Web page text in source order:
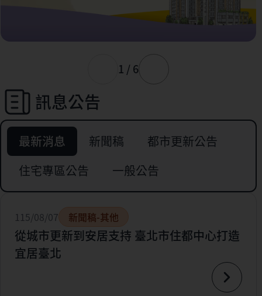
1 / 6
訊息公告
最新消息 新聞稿
都市更新公告
住宅專區公告
一般公告
115/08/07 新聞稿-其他
從城市更新到安居支持 臺北市住都中心打造
宜居臺北